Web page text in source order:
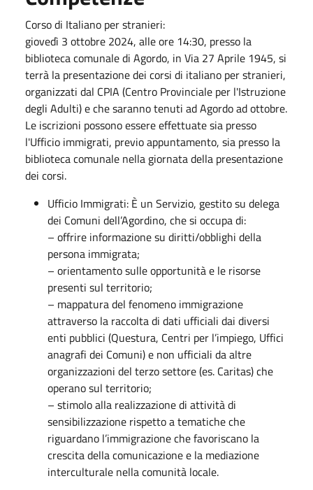
Corso di Italiano per stranieri:
giovedì 3 ottobre 2024, alle ore 14:30, presso la
biblioteca comunale di Agordo, in Via 27 Aprile 1945, si
terrà la presentazione dei corsi di italiano per stranieri,
organizzati dal CPIA (Centro Provinciale per l'Istruzione
degli Adulti) e che saranno tenuti ad Agordo ad ottobre.
Le iscrizioni possono essere effettuate sia presso
l'Ufficio immigrati, previo appuntamento, sia presso la
biblioteca comunale nella giornata della presentazione
dei corsi.
Ufficio Immigrati: È un Servizio, gestito su delega
dei Comuni dell’Agordino, che si occupa di:
– offrire informazione su diritti/obblighi della
persona immigrata;
– orientamento sulle opportunità e le risorse
presenti sul territorio;
– mappatura del fenomeno immigrazione
attraverso la raccolta di dati ufficiali dai diversi
enti pubblici (Questura, Centri per l’impiego, Uffici
anagrafi dei Comuni) e non ufficiali da altre
organizzazioni del terzo settore (es. Caritas) che
operano sul territorio;
– stimolo alla realizzazione di attività di
sensibilizzazione rispetto a tematiche che
riguardano l’immigrazione che favoriscano la
crescita della comunicazione e la mediazione
interculturale nella comunità locale.